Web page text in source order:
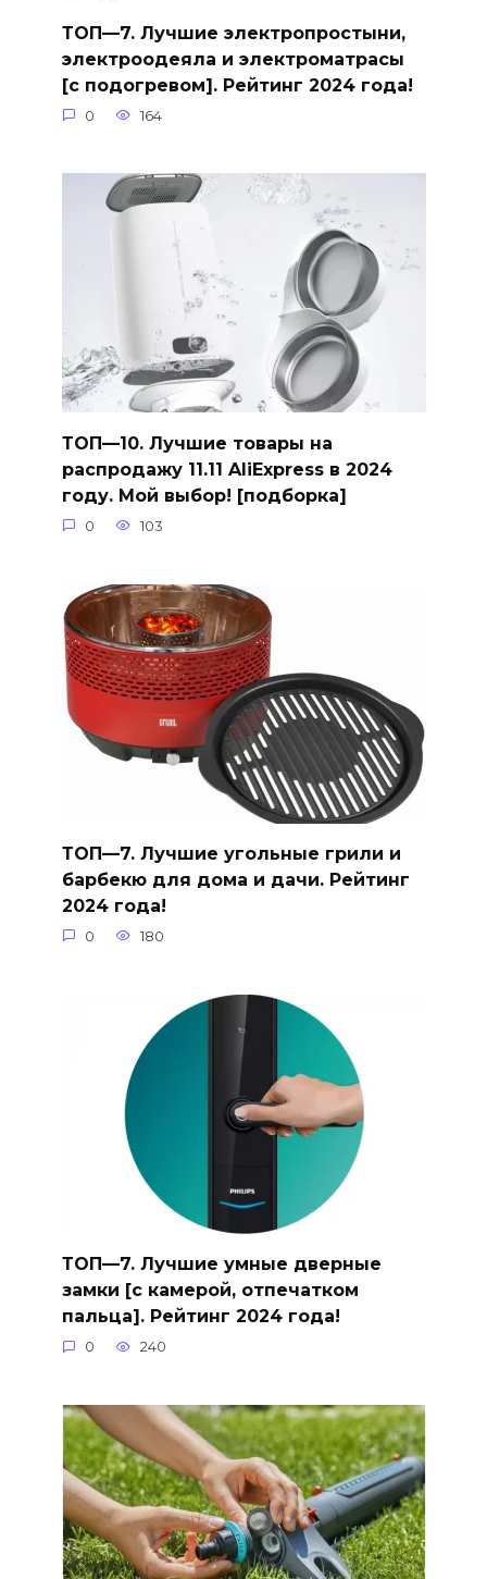
ТОП—7. Лучшие электропростыни,
электроодеяла и электроматрасы
[с подогревом]. Рейтинг 2024 года!
0 164
ТОП—10. Лучшие товары на
распродажу 11.11 AliExpress в 2024
году. Мой выбор! [подборка]
0 103
ТОП—7. Лучшие угольные грили и
барбекю для дома и дачи. Рейтинг
2024 года!
0 180
ТОП—7. Лучшие умные дверные
замки [с камерой, отпечатком
пальца]. Рейтинг 2024 года!
0 240